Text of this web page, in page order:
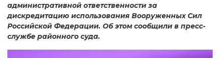
административной ответственности за
дискредитацию использования Вооруженных Сил
Российской Федерации. Об этом сообщили в пресс-
службе районного суда.